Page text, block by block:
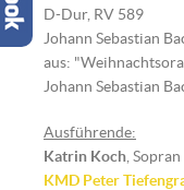
D-Dur, RV 589
Johann Sebastian
aus:
Johann Sebastian
Ausführende:
Katrin Koch , Sopran |
KMD Peter